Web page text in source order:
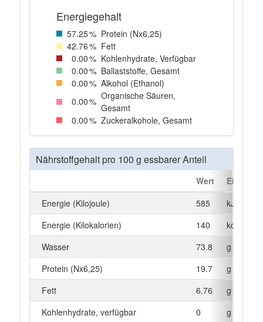
Energiegehalt
57.25% Protein (Nx6,25)
42.76% Fett
0.00% Kohlenhydrate, Verfügbar
0.00% Ballaststoffe, Gesamt
0.00% Alkohol (Ethanol)
0.00% Organische Säuren,
Gesamt
0.00% Zuckeralkohole, Gesamt
Nährstoffgehalt pro 100 g essbarer Anteil
Wert
Einheit
Energie (Kilojoule)
585
kJ
Energie (Kilokalorien)
140
kcal
Wasser
73.8
g
Protein (Nx6,25)
19.7
g
Fett
6.76
g
Kohlenhydrate, verfügbar
0
g